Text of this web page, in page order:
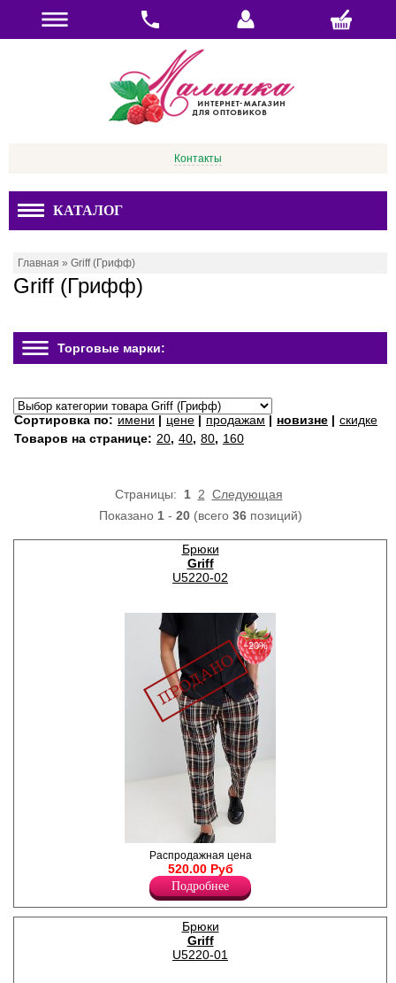
Контакты
КАТАЛОГ
Главная » Griff (Грифф)
Griff (Грифф)
Торговые марки:
Сортировка по: имени | цене | продажам | новизне | скидке
Товаров на странице: 20, 40, 80, 160
Страницы: 1 2 Следующая
Показано 1- 20(всего 36позиций)
Брюки
Griff
U5220-02
Брюки мужские прямые на
вшивной резинке со
шнурком по поясу, по всему
полотну цветной принт "в
клетку". (Принт данной
модели представлен на
Полиэстер 20%
−20%
Распродажная цена
520.00 Руб
Подробнее
Брюки
Griff
U5220-01